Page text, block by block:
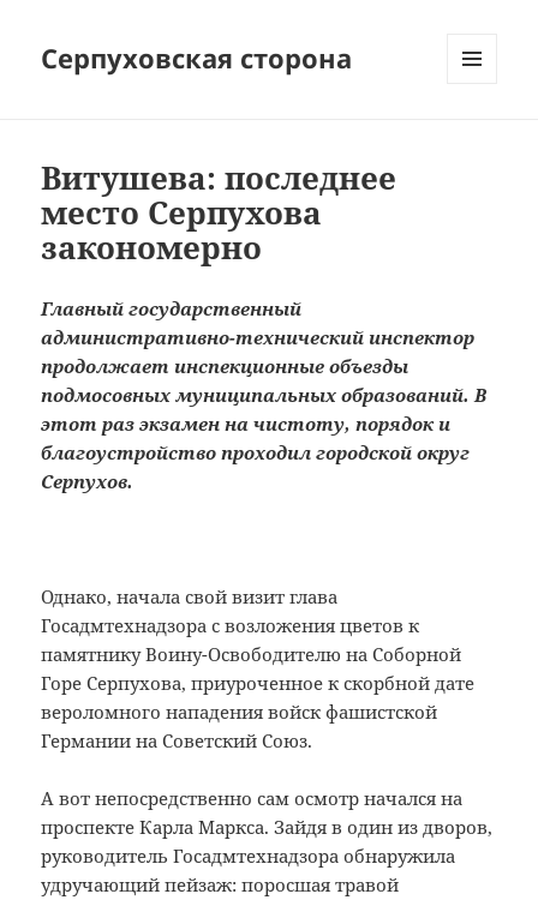
Серпуховская сторона
Витушева: последнее
место Серпухова
закономерно
Главный государственный
административно-технический инспектор
продолжает инспекционные объезды
подмосовных муниципальных образований. В
этот раз экзамен на чистоту, порядок и
благоустройство проходил городской округ
Серпухов.
Однако, начала свой визит глава
Госадмтехнадзора с возложения цветов к
памятнику Воину-Освободителю на Соборной
Горе Серпухова, приуроченное к скорбной дате
вероломного нападения войск фашистской
Германии на Советский Союз.
А вот непосредственно сам осмотр начался на
проспекте Карла Маркса. Зайдя в один из дворов,
руководитель Госадмтехнадзора обнаружила
удручающий пейзаж: поросшая травой